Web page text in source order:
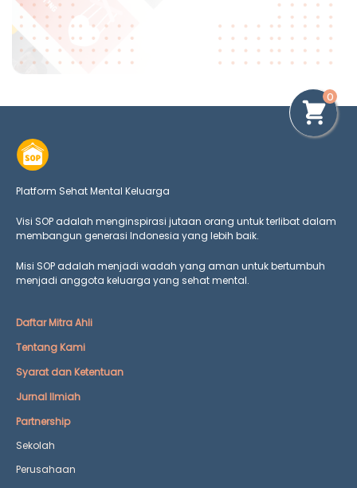
0
Platform Sehat Mental Keluarga
Visi SOP adalah menginspirasi jutaan orang untuk terlibat dalam
membangun generasi Indonesia yang lebih baik.
Misi SOP adalah menjadi wadah yang aman untuk bertumbuh
menjadi anggota keluarga yang sehat mental.
Daftar Mitra Ahli
Tentang Kami
Syarat dan Ketentuan
Jurnal Ilmiah
Partnership
Sekolah
Perusahaan